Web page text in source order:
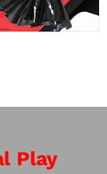
Play